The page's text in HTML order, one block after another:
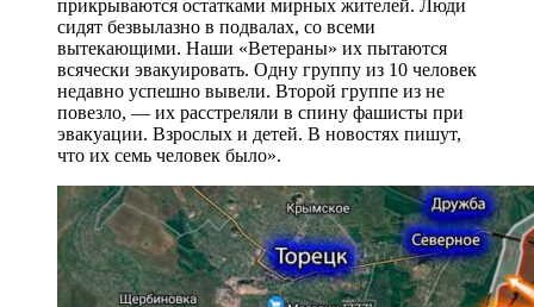
прикрываются остатками мирных жителей. Люди
сидят безвылазно в подвалах, со всеми
вытекающими. Наши «Ветераны» их пытаются
всячески эвакуировать. Одну группу из 10 человек
недавно успешно вывели. Второй группе из не
повезло, — их расстреляли в спину фашисты при
эвакуации. Взрослых и детей. В новостях пишут,
что их семь человек было».